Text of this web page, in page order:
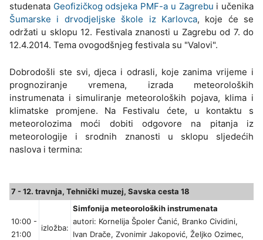
studenata Geofizičkog odsjeka PMF-a u Zagrebu i učenika
Šumarske i drvodjeljske škole iz Karlovca, koje će se
održati u sklopu 12. Festivala znanosti u Zagrebu od 7. do
12.4.2014. Tema ovogodšnjeg festivala su "Valovi".
Dobrodošli ste svi, djeca i odrasli, koje zanima vrijeme i
prognoziranje vremena, izrada meteoroloških
instrumenata i simuliranje meteoroloških pojava, klima i
klimatske promjene. Na Festivalu ćete, u kontaktu s
meteorolozima moći dobiti odgovore na pitanja iz
meteorologije i srodnih znanosti u sklopu sljedećih
naslova i termina:
7 - 12. travnja, Tehnički muzej, Savska cesta 18
10:00 -
21:00
izložba:
Simfonija meteoroloških instrumenata
autori: Kornelija Špoler Čanić, Branko Cividini,
Ivan Drače, Zvonimir Jakopović, Željko Ozimec,